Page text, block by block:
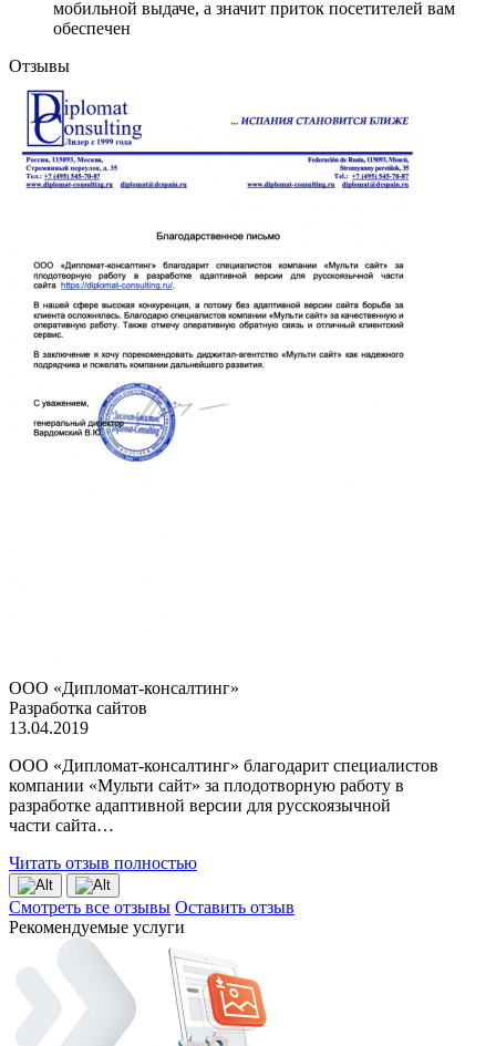
мобильной выдаче, а значит приток посетителей вам
обеспечен
Отзывы
ООО «Дипломат-консалтинг»
Разработка сайтов
13.04.2019
ООО «Дипломат-консалтинг» благодарит специалистов
компании «Мульти сайт» за плодотворную работу в
разработке адаптивной версии для русскоязычной
части сайта…
Читать отзыв полностью
Смотреть все отзывы Оставить отзыв
Рекомендуемые услуги